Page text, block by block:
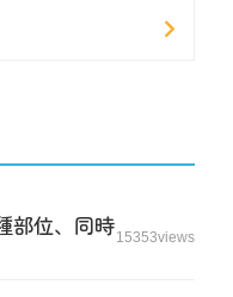
部位、同時15353views